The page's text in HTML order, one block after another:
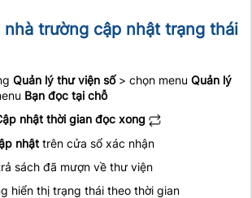
nhà trường cập nhật trạng thái
Quản lý thư viện số> chọn menu Quản lý
Bạn đọc tại chỗ
nhật thời gian đọc xong
nhật trên cửa sổ xác nhận
sách đã mượn về thư viện
hiển thị trạng thái theo thời gian